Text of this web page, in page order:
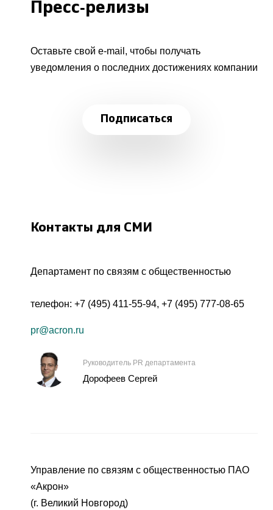
Пресс-релизы
Оставьте свой e-mail, чтобы получать
уведомления о последних достижениях компании
Подписаться
Контакты для СМИ
Департамент по связям с общественностью
телефон: +7 (495) 411-55-94, +7 (495) 777-08-65
pr@acron.ru
Руководитель PR департамента
Дорофеев Сергей
Управление по связям с общественностью ПАО
«Акрон»
(г. Великий Новгород)